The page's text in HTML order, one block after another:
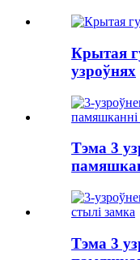
Крытая
узроўнях
Тэма 3
Тэма 3